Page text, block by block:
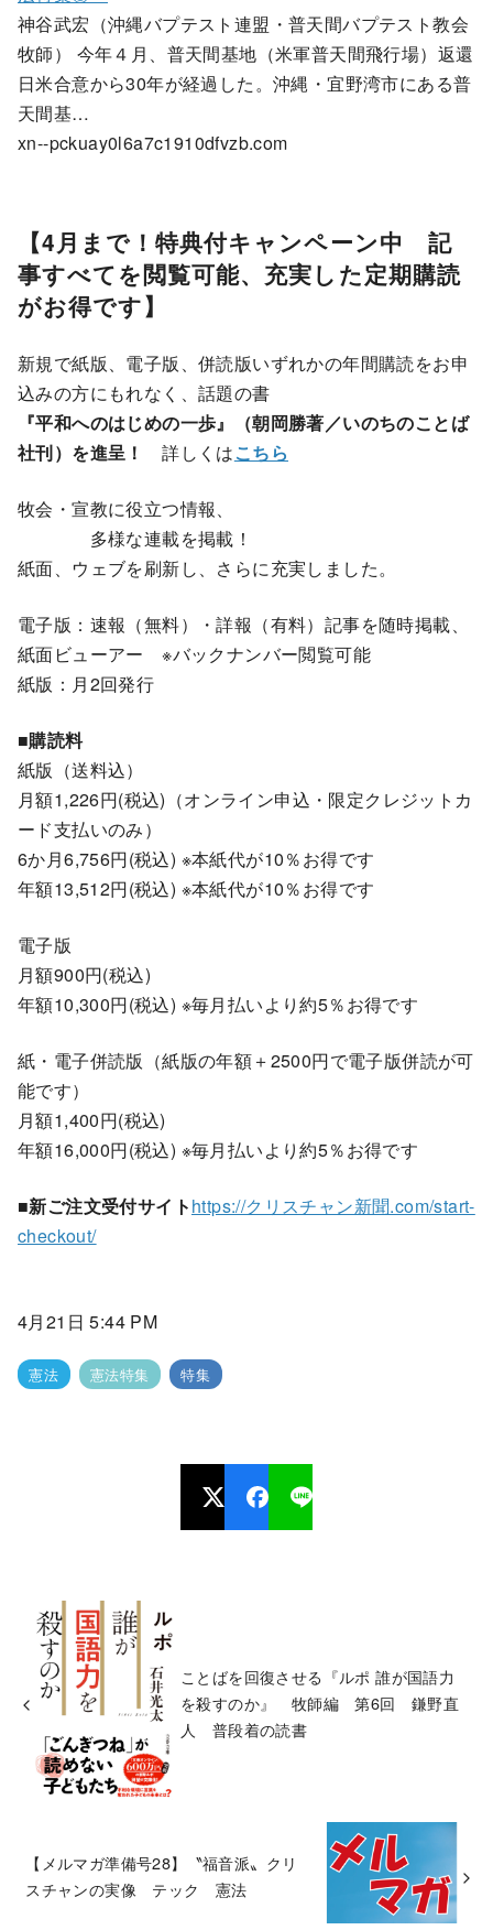
神谷武宏（沖縄バプテスト連盟・普天間バプテスト教会
牧師） 今年４月、普天間基地（米軍普天間飛行場）返還
日米合意から30年が経過した。沖縄・宜野湾市にある普
天間基…
xn--pckuay0l6a7c1910dfvzb.com
【4月まで！特典付キャンペーン中 記
事すべてを閲覧可能、充実した定期購読
がお得です】
新規で紙版、電子版、併読版いずれかの年間購読をお申
込みの方にもれなく、話題の書
『平和へのはじめの一歩』（朝岡勝著／いのちのことば
社刊）を進呈！
詳しくはこちら
牧会・宣教に役立つ情報、
多様な連載を掲載！
紙面、ウェブを刷新し、さらに充実しました。
電子版：速報（無料）・詳報（有料）記事を随時掲載、
紙面ビューアー ※バックナンバー閲覧可能
紙版：月2回発行
■購読料
紙版（送料込）
月額1,226円(税込)（オンライン申込・限定クレジットカ
ード支払いのみ）
6か月6,756円(税込) ※本紙代が10％お得です
年額13,512円(税込) ※本紙代が10％お得です
電子版
月額900円(税込)
年額10,300円(税込) ※毎月払いより約5％お得です
紙・電子併読版（紙版の年額＋2500円で電子版併読が可
能です）
月額1,400円(税込)
年額16,000円(税込) ※毎月払いより約5％お得です
■新ご注文受付サイトhttps://クリスチャン新聞.com/start-
checkout/
4月21日 5:44 PM
憲法 憲法特集 特集
ことばを回復させる『ルポ 誰が国語力
を殺すのか』 牧師編 第6回 鎌野直
人 普段着の読書
【メルマガ準備号28】〝福音派〟クリ
スチャンの実像 テック 憲法